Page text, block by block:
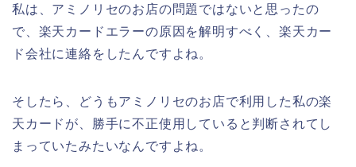
私は、アミノリセのお店の問題ではないと思ったの
で、楽天カードエラーの原因を解明すべく、楽天カー
ド会社に連絡をしたんですよね。
そしたら、どうもアミノリセのお店で利用した私の楽
天カードが、勝手に不正使用していると判断されてし
まっていたみたいなんですよね。